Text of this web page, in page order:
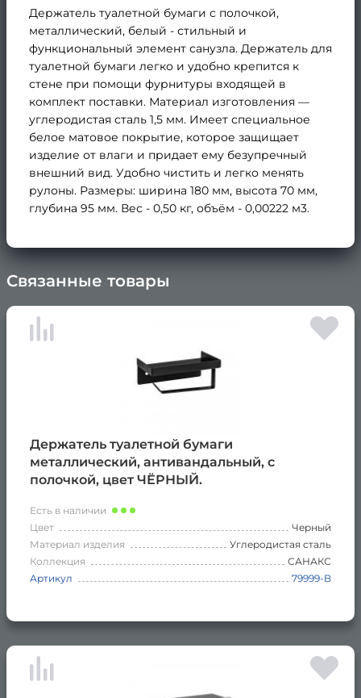
Держатель туалетной бумаги с полочкой,
металлический, белый - стильный и
функциональный элемент санузла. Держатель для
туалетной бумаги легко и удобно крепится к
стене при помощи фурнитуры входящей в
комплект поставки. Материал изготовления —
углеродистая сталь 1,5 мм. Имеет специальное
белое матовое покрытие, которое защищает
изделие от влаги и придает ему безупречный
внешний вид. Удобно чистить и легко менять
рулоны. Размеры: ширина 180 мм, высота 70 мм,
глубина 95 мм. Вес - 0,50 кг, объём - 0,00222 м3.
Связанные товары
Держатель туалетной бумаги
металлический, антивандальный, с
полочкой, цвет ЧЁРНЫЙ.
Есть в наличии
Цвет
Черный
Материал изделия
Углеродистая сталь
Коллекция
САНАКС
Артикул
79999-B